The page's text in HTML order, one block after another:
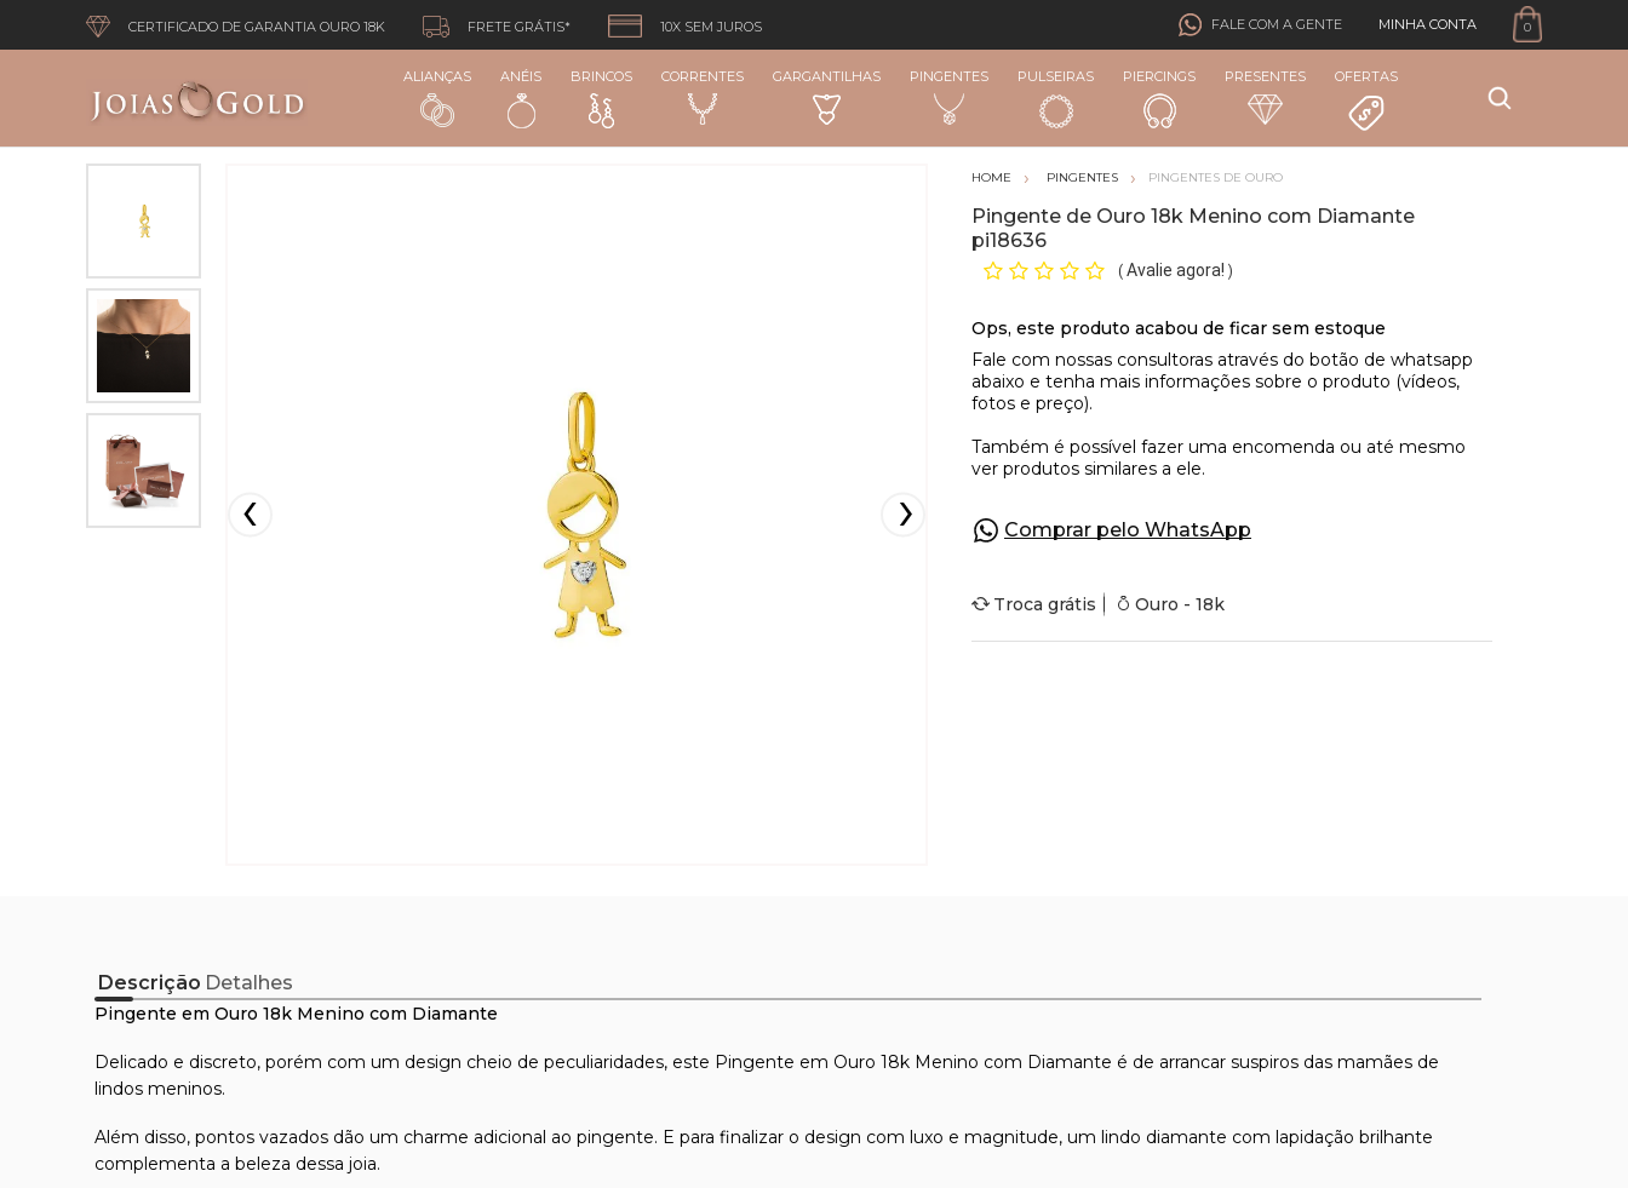
CERTIFICADO DE GARANTIA OURO 18K FRETE GRÁTIS* 10X SEM JUROS FALE COM A GENTE MINHA CONTA 0
ALIANÇAS ANÉIS BRINCOS CORRENTES GARGANTILHAS PINGENTES PULSEIRAS PIERCINGS PRESENTES OFERTAS
PINGENTES PINGENTES DE OURO
Pingente de Ouro 18k Menino com Diamante
pi18636
( Avalie agora! )
Comprar pelo WhatsApp
Troca grátis Ouro - 18k
Descrição Detalhes
Pingente em Ouro 18k Menino com Diamante
Delicado e discreto, porém com um design cheio de peculiaridades, este Pingente em Ouro 18k Menino com Diamante é de arrancar suspiros das mamães de
lindos meninos.
Além disso, pontos vazados dão um charme adicional ao pingente. E para finalizar o design com luxo e magnitude, um lindo diamante com lapidação brilhante
complementa a beleza dessa joia.